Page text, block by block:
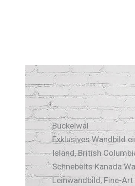
Buckelwal
Exklusives Wandbild
Island, British
Schnebelts Kanada
Leinwandbild, Fine-